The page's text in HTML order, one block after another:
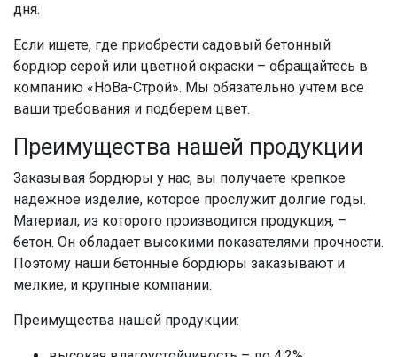
дня.
Если ищете, где приобрести садовый бетонный
бордюр серой или цветной окраски – обращайтесь в
компанию «НоВа-Строй». Мы обязательно учтем все
ваши требования и подберем цвет.
Преимущества нашей продукции
Заказывая бордюры у нас, вы получаете крепкое
надежное изделие, которое прослужит долгие годы.
Материал, из которого производится продукция, –
бетон. Он обладает высокими показателями прочности.
Поэтому наши бетонные бордюры заказывают и
мелкие, и крупные компании.
Преимущества нашей продукции: